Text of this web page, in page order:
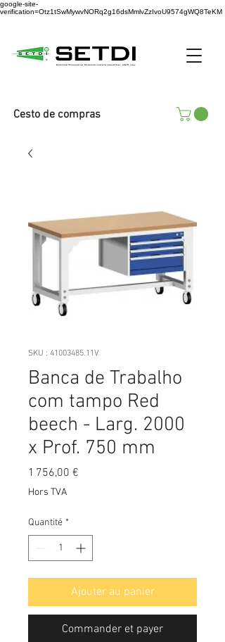
google-site-
verification=Otz1tSwMywvNORq2g16dsMmlvZzIvoU9574gWQ8TeKM
Cesto de compras
SKU : 41003485.11V
Banca de Trabalho
com tampo Red
beech - Larg. 2000
x Prof. 750 mm
1 756,00 €
Hors TVA
Quantité *
Ajouter au panier
Commander et payer